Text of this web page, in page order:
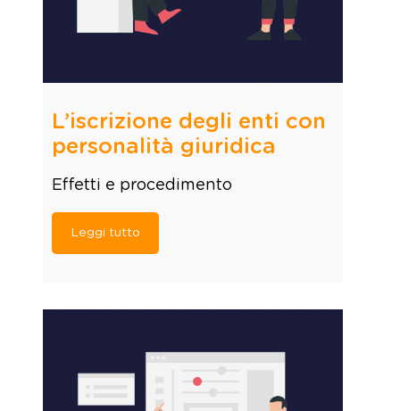
L’iscrizione degli enti con
personalità giuridica
Effetti e procedimento
Leggi tutto